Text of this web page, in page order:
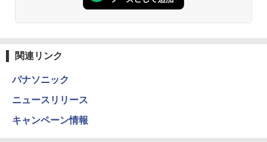
関連リンク
パナソニック
ニュースリリース
キャンペーン情報